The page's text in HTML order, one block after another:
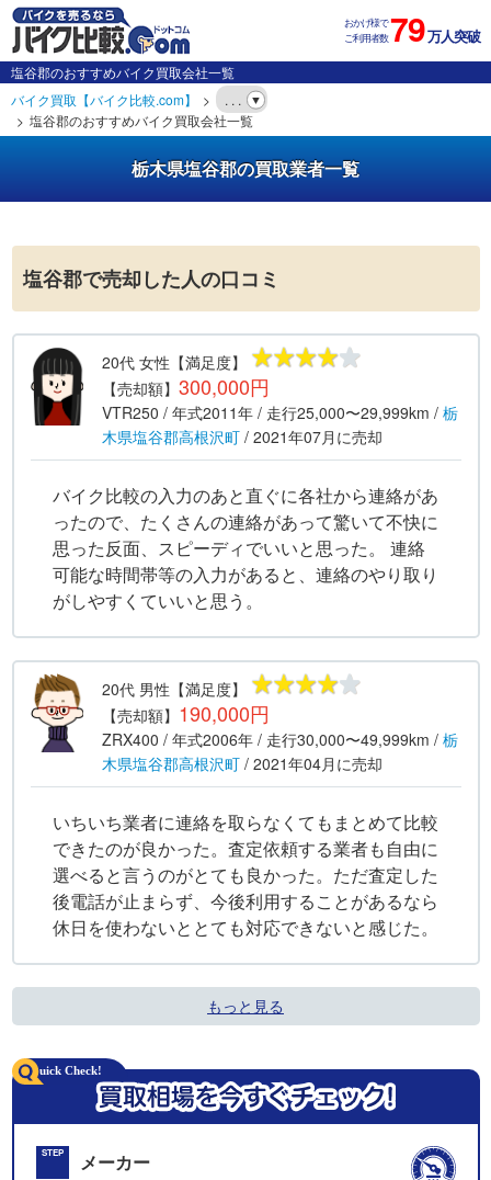
おかげ様で
ご利用者数79万人突破
塩谷郡のおすすめバイク買取会社一覧
バイク買取【バイク比較.com】
. . .
塩谷郡のおすすめバイク買取会社一覧
栃木県塩谷郡の買取業者一覧
塩谷郡で売却した人の口コミ
20代 女性 【満足度】
【売却額】 300,000円
VTR250 / 年式2011年/ 走行25,000〜29,999km / 栃
木県塩谷郡高根沢町/ 2021年07月 に売却
バイク比較の入力のあと直ぐに各社から連絡があ
ったので、たくさんの連絡があって驚いて不快に
思った反面、スピーディでいいと思った。 連絡
可能な時間帯等の入力があると、連絡のやり取り
がしやすくていいと思う。
20代 男性 【満足度】
【売却額】 190,000円
ZRX400 / 年式2006年/ 走行30,000〜49,999km / 栃
木県塩谷郡高根沢町/ 2021年04月 に売却
いちいち業者に連絡を取らなくてもまとめて比較
できたのが良かった。査定依頼する業者も自由に
選べると言うのがとても良かった。ただ査定した
後電話が止まらず、今後利用することがあるなら
休日を使わないととても対応できないと感じた。
もっと見る
STEP メーカー